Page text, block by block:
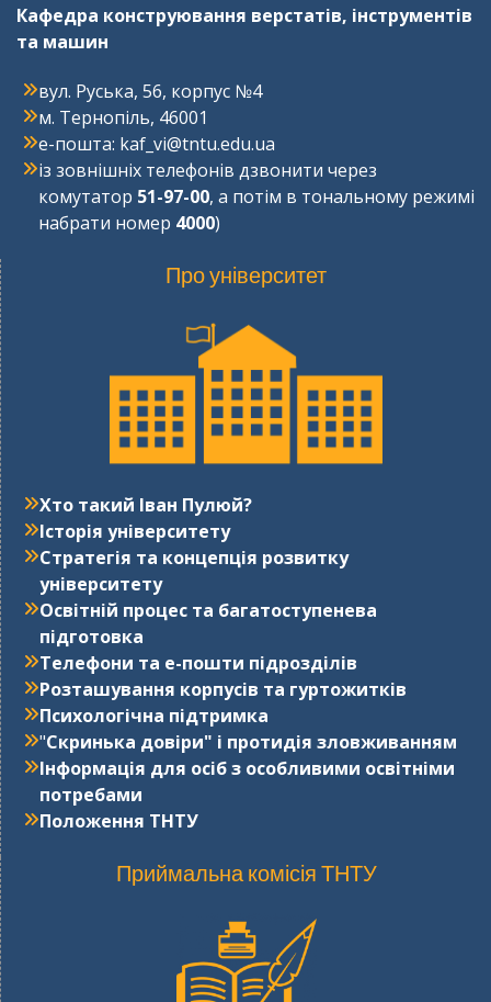
Кафедра конструювання верстатів, інструментів
та машин
вул. Руська, 56, корпус №4
м. Тернопіль, 46001
e-пошта: kaf_vi@tntu.edu.ua
із зовнішніх телефонів дзвонити через
комутатор 51-97-00, а потім в тональному режимі
набрати номер 4000)
Про університет
Хто такий Іван Пулюй?
Історія університету
Стратегія та концепція розвитку
університету
Освітній процес та багатоступенева
підготовка
Телефони та е-пошти підрозділів
Розташування корпусів та гуртожитків
Психологічна підтримка
"Cкринька довіри" і протидія зловживанням
Інформація для осіб з особливими освітніми
потребами
Положення ТНТУ
Приймальна комісія ТНТУ